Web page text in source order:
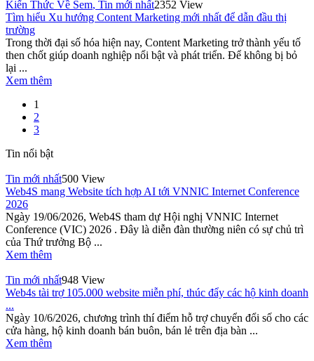
Kiến Thức Về Sem, Tin mới nhất2352 View
Tìm hiểu Xu hướng Content Marketing mới nhất để dẫn đầu thị
trường
Trong thời đại số hóa hiện nay, Content Marketing trở thành yếu tố
then chốt giúp doanh nghiệp nổi bật và phát triển. Để không bị bỏ
lại ...
Xem thêm
1
2
3
Tin nổi bật
Tin mới nhất500 View
Web4S mang Website tích hợp AI tới VNNIC Internet Conference
2026
Ngày 19/06/2026, Web4S tham dự Hội nghị VNNIC Internet
Conference (VIC) 2026 . Đây là diễn đàn thường niên có sự chủ trì
của Thứ trưởng Bộ ...
Xem thêm
Tin mới nhất948 View
Web4s tài trợ 105.000 website miễn phí, thúc đẩy các hộ kinh doanh
...
Ngày 10/6/2026, chương trình thí điểm hỗ trợ chuyển đổi số cho các
cửa hàng, hộ kinh doanh bán buôn, bán lẻ trên địa bàn ...
Xem thêm